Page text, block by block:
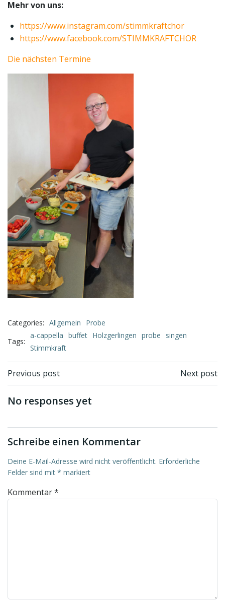
Mehr von uns:
https://www.instagram.com/stimmkraftchor
https://www.facebook.com/STIMMKRAFTCHOR
Die nächsten Termine
Categories: Allgemein
Probe
Tags:
a-cappella buffet Holzgerlingen probe
singen
Stimmkraft
Beitragsnavigation
Previous post Next post
No responses yet
Schreibe einen Kommentar
Deine E-Mail-Adresse wird nicht veröffentlicht. Erforderliche
Felder sind mit * markiert
Kommentar*